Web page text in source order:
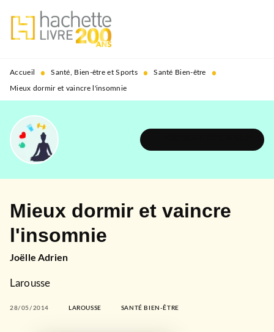
MENU RECHERCHE
PIED DE PAGE
Accueil • Santé, Bien-être et Sports • Santé Bien-être •
Mieux dormir et vaincre l'insomnie
Mieux dormir et vaincre
l'insomnie
Joëlle Adrien
Larousse
28/05/2014 LAROUSSE SANTÉ BIEN-ÊTRE